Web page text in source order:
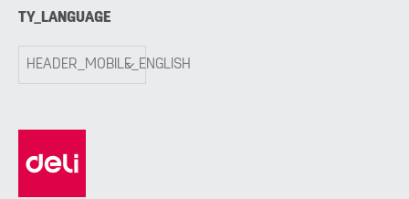
TY_LANGUAGE
HEADER_MOBILE_ENGLISH